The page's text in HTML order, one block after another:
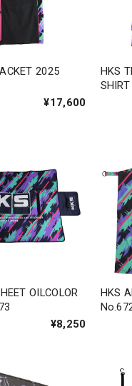
2025
¥17,600
HKS
OILCOLOR
¥8,250
HKS